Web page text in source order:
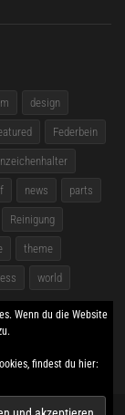
design
Federbein
news parts
Reinigung
theme
world
Wenn du die Website
findest du hier: